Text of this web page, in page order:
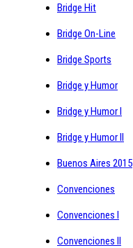
Bridge Hit
Bridge On-Line
Bridge Sports
Bridge y Humor
Bridge y Humor I
Bridge y Humor II
Buenos Aires 2015
Convenciones
Convenciones I
Convenciones II